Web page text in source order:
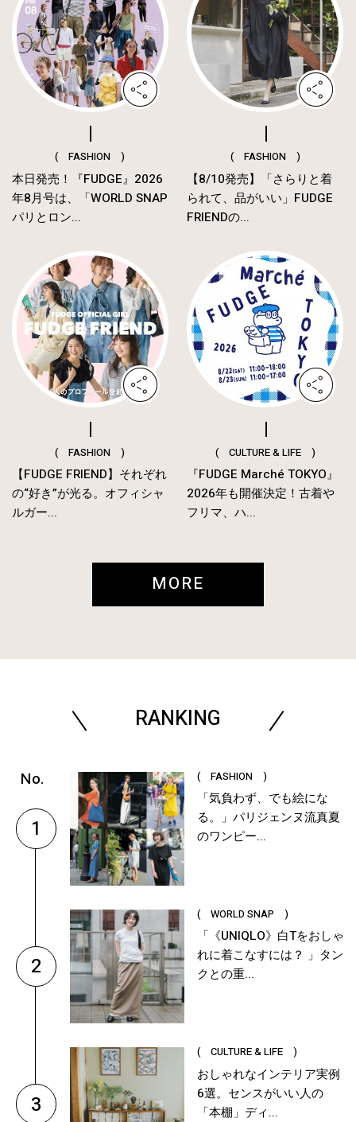
( FASHION )
本日発売！『FUDGE』2026
年8月号は、「WORLD SNAP
パリとロン...
( FASHION )
【8/10発売】「さらりと着
られて、品がいい」FUDGE
FRIENDの...
( FASHION )
【FUDGE FRIEND】それぞれ
の“好き”が光る。オフィシャ
ルガー...
( CULTURE & LIFE )
『FUDGE Marché TOKYO』
2026年も開催決定！古着や
フリマ、ハ...
MORE
RANKING
1
( FASHION )
「気負わず、でも絵にな
る。」パリジェンヌ流真夏
のワンピー...
2
( WORLD SNAP )
「《UNIQLO》白Tをおしゃ
れに着こなすには？ 」タン
クとの重...
3
( CULTURE & LIFE )
おしゃれなインテリア実例
6選。センスがいい人の
「本棚」ディ...